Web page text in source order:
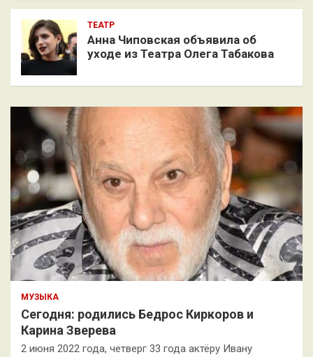
ТЕАТР
Анна Чиповская объявила об
уходе из Театра Олега Табакова
МУЗЫКА
Сегодня: родились Бедрос Киркоров и
Карина Зверева
2 июня 2022 года, четверг 33 года актёру Ивану